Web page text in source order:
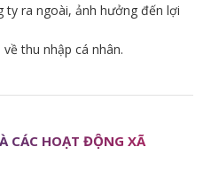
ra ngoài, ảnh hưởng đến lợi
thu nhập cá nhân.
CÁC HOẠT ĐỘNG XÃ